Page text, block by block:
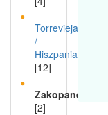
Torrevieja
/
Hiszpania
[12]
Zakopane
[2]